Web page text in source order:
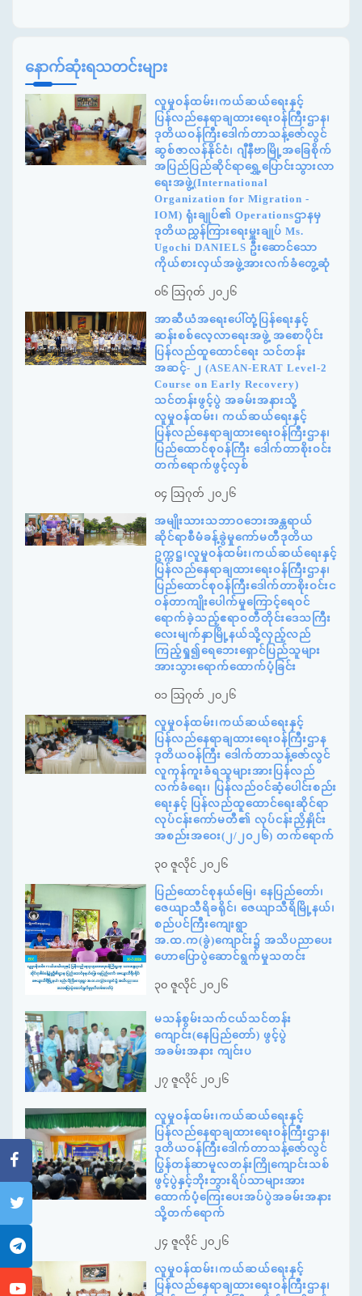
နောက်ဆုံးရသတင်းများ
လူမှုဝန်ထမ်း၊ကယ်ဆယ်ရေးနှင့်
ပြန်လည်နေရာချထားရေးဝန်ကြီးဌာန၊
ဒုတိယဝန်ကြီးဒေါက်တာသန့်ဇော်လွင်
ဆွစ်ဇာလန်နိုင်ငံ၊ ဂျီနီဗာမြို့အခြေစိုက်
အပြည်ပြည်ဆိုင်ရာရွှေ့ပြောင်းသွားလာ
ရေးအဖွဲ့(International
Organization for Migration -
IOM) ရုံးချုပ်၏ Operationsဌာနမှ
ဒုတိယညွှန်ကြားရေးမှူးချုပ် Ms.
Ugochi DANIELS ဦးဆောင်သော
ကိုယ်စားလှယ်အဖွဲ့အားလက်ခံတွေ့ဆုံ
၀၆ ဩဂုတ် ၂၀၂၆
အာဆီယံအရေးပေါ်တုံ့ပြန်ရေးနှင့်
ဆန်းစစ်လေ့လာရေးအဖွဲ့ အစောပိုင်း
ပြန်လည်ထူထောင်ရေး သင်တန်း
အဆင့်- ၂ (ASEAN-ERAT Level-2
Course on Early Recovery)
သင်တန်းဖွင့်ပွဲ အခမ်းအနားသို့
လူမှုဝန်ထမ်း၊ ကယ်ဆယ်ရေးနှင့်
ပြန်လည်နေရာချထားရေးဝန်ကြီးဌာန၊
ပြည်ထောင်စုဝန်ကြီး ဒေါက်တာစိုးဝင်း
တက်ရောက်ဖွင့်လှစ်
၀၄ ဩဂုတ် ၂၀၂၆
အမျိုးသားသဘာဝဘေးအန္တရာယ်
ဆိုင်ရာစီမံခန့်ခွဲမှုကော်မတီဒုတိယ
ဥက္ကဋ္ဌ၊လူမှုဝန်ထမ်း၊ကယ်ဆယ်ရေးနှင့်
ပြန်လည်နေရာချထားရေးဝန်ကြီးဌာန၊
ပြည်ထောင်စုဝန်ကြီးဒေါက်တာစိုးဝင်းင
ဝန်တာကျိုးပေါက်မှုကြောင့်ရေဝင်
ရောက်ခဲ့သည့်ဧရာဝတီတိုင်းဒေသကြီး
လေးမျက်နှာမြို့နယ်သို့လှည့်လည်
ကြည့်ရှု၍ရေဘေးရှောင်ပြည်သူများ
အားသွားရောက်ထောက်ပံ့ခြင်း
၀၁ ဩဂုတ် ၂၀၂၆
လူမှုဝန်ထမ်း၊ကယ်ဆယ်ရေးနှင့်
ပြန်လည်နေရာချထားရေးဝန်ကြီးဌာန
ဒုတိယဝန်ကြီး ဒေါက်တာသန့်ဇော်လွင်
လူကုန်ကူးခံရသူများအားပြန်လည်
လက်ခံရေး၊ ပြန်လည်ဝင်ဆံ့ပေါင်းစည်း
ရေးနှင့် ပြန်လည်ထူထောင်ရေးဆိုင်ရာ
လုပ်ငန်းကော်မတီ၏ လုပ်ငန်းညှိနှိုင်း
အစည်းအဝေး(၂/၂၀၂၆) တက်ရောက်
၃၀ ဇူလိုင် ၂၀၂၆
ပြည်ထောင်စုနယ်မြေ၊ နေပြည်တော်၊
ဇေယျာသီရိခရိုင်၊ ဇေယျာသီရိမြို့နယ်၊
စည်ပင်ကြီးကျေးရွာ
အ.ထ.က(ခွဲ)ကျောင်း၌ အသိပညာပေး
ဟောပြောပွဲဆောင်ရွက်မှုသတင်း
၃၀ ဇူလိုင် ၂၀၂၆
မသန်စွမ်းသက်ငယ်သင်တန်း
ကျောင်း(နေပြည်တော်) ဖွင့်ပွဲ
အခမ်းအနား ကျင်းပ
၂၇ ဇူလိုင် ၂၀၂၆
လူမှုဝန်ထမ်း၊ကယ်ဆယ်ရေးနှင့်
ပြန်လည်နေရာချထားရေးဝန်ကြီးဌာန၊
ဒုတိယဝန်ကြီးဒေါက်တာသန့်ဇော်လွင်
ပြွန်တန်ဆာမူလတန်းကြိုကျောင်းသစ်
ဖွင့်ပွဲနှင့်ဘိုးဘွားရိပ်သာများအား
ထောက်ပံ့ကြေးပေးအပ်ပွဲအခမ်းအနား
သို့တက်ရောက်
၂၄ ဇူလိုင် ၂၀၂၆
လူမှုဝန်ထမ်း၊ကယ်ဆယ်ရေးနှင့်
ပြန်လည်နေရာချထားရေးဝန်ကြီးဌာန၊